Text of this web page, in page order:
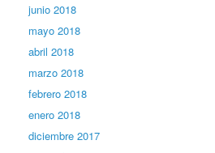
junio 2018
mayo 2018
abril 2018
marzo 2018
febrero 2018
enero 2018
diciembre 2017